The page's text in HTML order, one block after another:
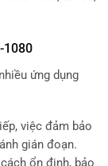
1080
ứng dụng
việc đảm bảo
gián đoạn.